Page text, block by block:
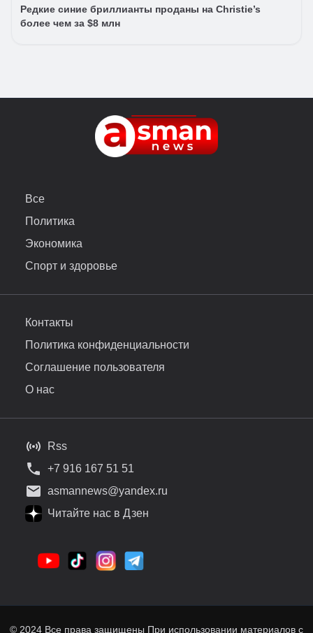
Редкие синие бриллианты проданы на Christie’s
более чем за $8 млн
Все
Политика
Экономика
Спорт и здоровье
Контакты
Политика конфиденциальности
Соглашение пользователя
О нас
Rss
+7 916 167 51 51
asmannews@yandex.ru
Читайте нас в Дзен
© 2024 Все права защищены При использовании материалов с